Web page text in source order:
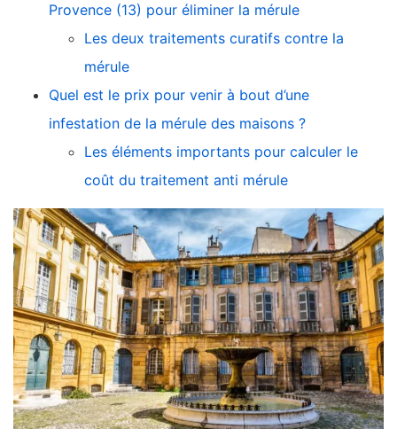
Provence (13) pour éliminer la mérule
Les deux traitements curatifs contre la
mérule
Quel est le prix pour venir à bout d’une
infestation de la mérule des maisons ?
Les éléments importants pour calculer le
coût du traitement anti mérule